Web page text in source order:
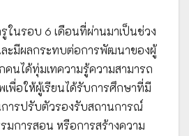
ในรอบ 6 เดือนที่ผ่านมาเป็นช่วง
ละมีผลกระทบต่อการพัฒนาของผู้
คนได้ทุ่มเทความรู้ความสามารถ
พื่อให้ผู้เรียนได้รับการศึกษาที่มี
ารปรับตัวรองรับสถานการณ์
มการสอน หรือการสร้างความ